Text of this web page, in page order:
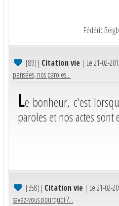
Fédéric
[89]| Citation vie | Le 21-02-
pensées, nos paroles...
Le bonheur, c'est
paroles et nos actes
[358]| Citation vie | Le 21-02-
savez-vous pourquoi ?...